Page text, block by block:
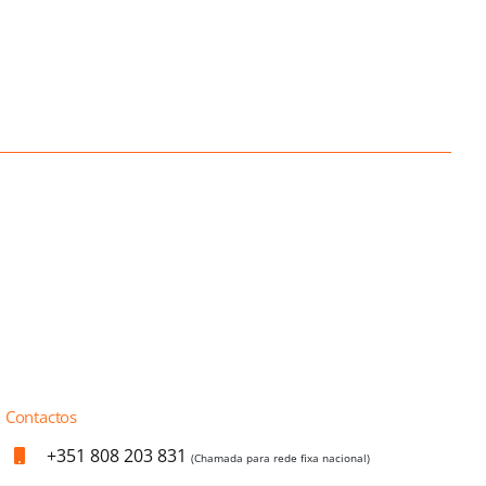
Contactos
+351 808 203 831(Chamada para rede fixa nacional)